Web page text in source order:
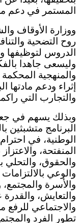
المستمر في دعم
ووزارة الأوقاف
روح التضحية
الدروس لتوظيفها
وليسعى جاهدا
والمنهجية المحكمة
إثراء ودعم مادتها
والتجارب التي
وبذلك يسهم في
البرنامج متشبثين
الوطنية، في
المنفتحة،
والحقوق، والتحلي
والوعي
والأسرة
والتعايش، والقدرة
والاجتماعي للرفع
تطور الفرد